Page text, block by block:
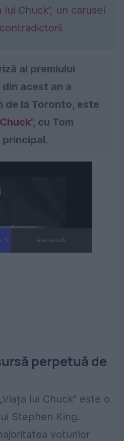
lui Chuck”, un carusel
al premiului
acest an a
de la Toronto, este
, cu Tom
4 Anulează
perpetuă de
lui Chuck” este o
Stephen King.
voturilor